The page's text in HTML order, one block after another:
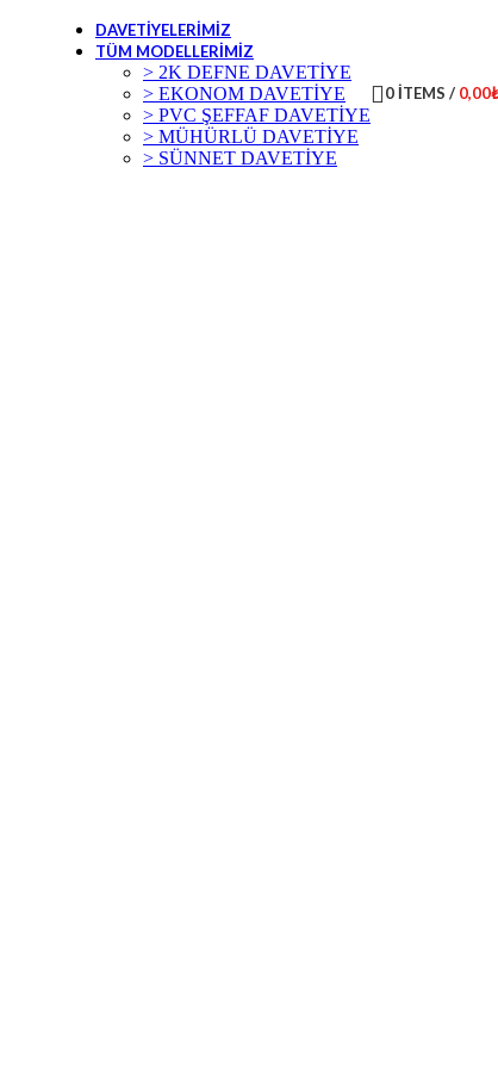
DAVETIYELERIMIZ
TÜM MODELLERIMIZ
> 2K DEFNE DAVETİYE
> EKONOM DAVETİYE
> PVC ŞEFFAF DAVETİYE
> MÜHÜRLÜ DAVETİYE
> SÜNNET DAVETİYE
0ITEMS / 0,00